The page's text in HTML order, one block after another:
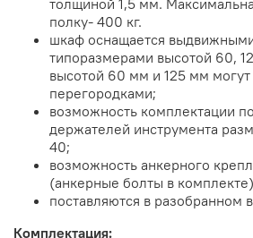
полку- 400 кг.
шкаф оснащается
типоразмерами высотой 60,
высотой 60 мм и 125 мм могут
перегородками;
возможность комплектации
держателей инструмента
40;
возможность анкерного
(анкерные болты в
поставляются в разобранном
Комплектация: